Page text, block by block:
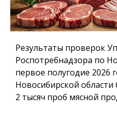
Результаты проверок
Роспотребнадзора по
первое полугодие 2026
Новосибирской
2 тысяч проб мясной